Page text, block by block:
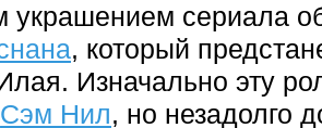
сериала
, который
Изначально эту
Сэм Нил, но незадолго